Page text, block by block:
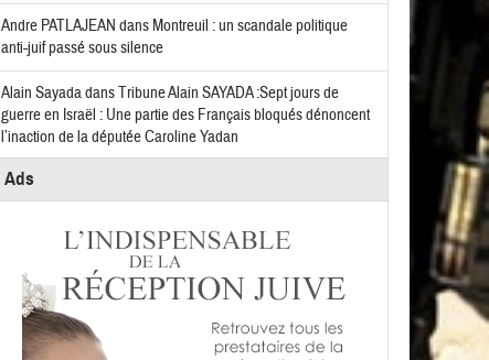
Andre PATLAJEAN dans Montreuil : un scandale politique
anti-juif passé sous silence
Alain SayadadansTribune Alain SAYADA :Sept jours de
guerre en Israël : Une partie des Français bloqués dénoncent
l’inaction de la députée Caroline Yadan
Ads